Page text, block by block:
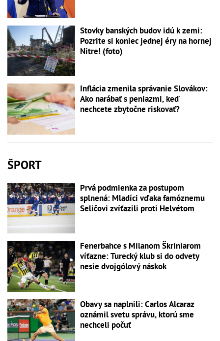
Stovky banských budov idú k zemi:
Pozrite si koniec jednej éry na hornej
Nitre! (foto)
Inflácia zmenila správanie Slovákov:
Ako narábať s peniazmi, keď
nechcete zbytočne riskovať?
ŠPORT
Prvá podmienka za postupom
splnená: Mladíci vďaka famóznemu
Seličovi zvíťazili proti Helvétom
Fenerbahce s Milanom Škriniarom
víťazne: Turecký klub si do odvety
nesie dvojgólový náskok
Obavy sa naplnili: Carlos Alcaraz
oznámil svetu správu, ktorú sme
nechceli počuť